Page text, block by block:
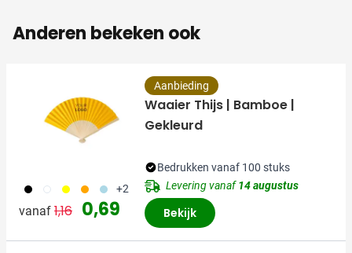
Anderen bekeken ook
001 002 006 007 018 +2
vanaf Normale prijs
1,16 Speciale prijs
0,69
Aanbieding
Waaier Thijs | Bamboe |
Gekleurd
Bedrukken vanaf 100 stuks
Levering vanaf14 augustus
Bekijk